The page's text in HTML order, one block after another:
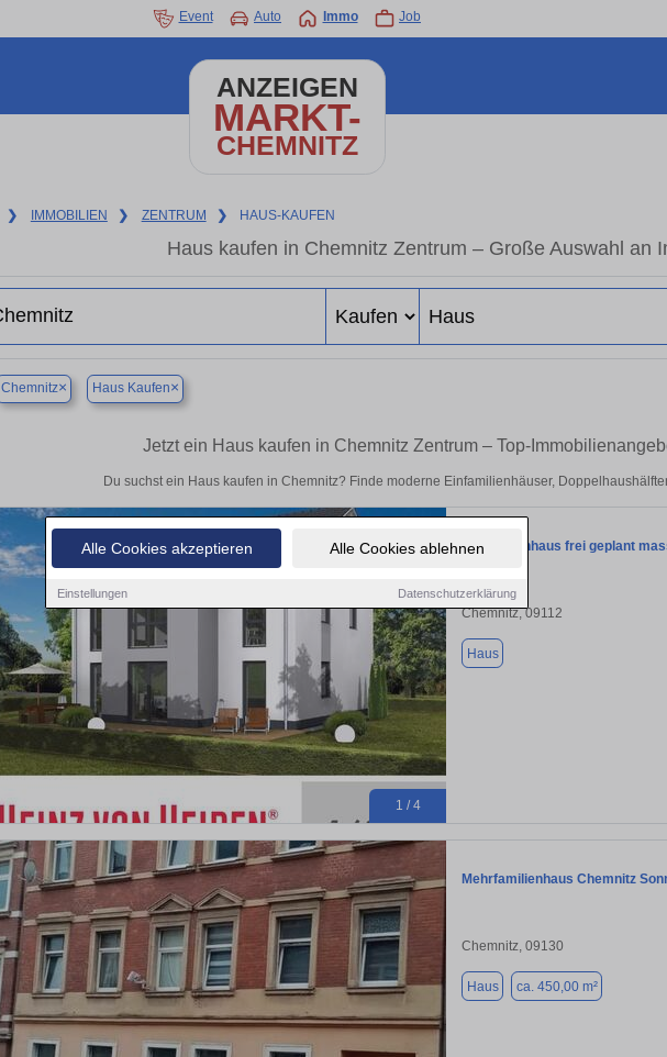
Alle Cookies akzeptieren Alle Cookies ablehnen
Einstellungen Datenschutzerklärung
Event Auto Immo Job
ANZEIGEN
MARKT-
CHEMNITZ
❯ IMMOBILIEN ❯ ZENTRUM ❯ HAUS-KAUFEN
Haus kaufen in Chemnitz Zentrum – Große Auswahl an
Chemnitz× Haus Kaufen×
Jetzt ein Haus kaufen in Chemnitz Zentrum – Top-
Du suchst ein Haus kaufen in Chemnitz? Finde moderne Einfamilienhäuser,
1 / 4
Einfamilienhaus frei geplant
Chemnitz, 09112
Haus
Mehrfamilienhaus Chemnitz
Chemnitz, 09130
Haus ca. 450,00 m²